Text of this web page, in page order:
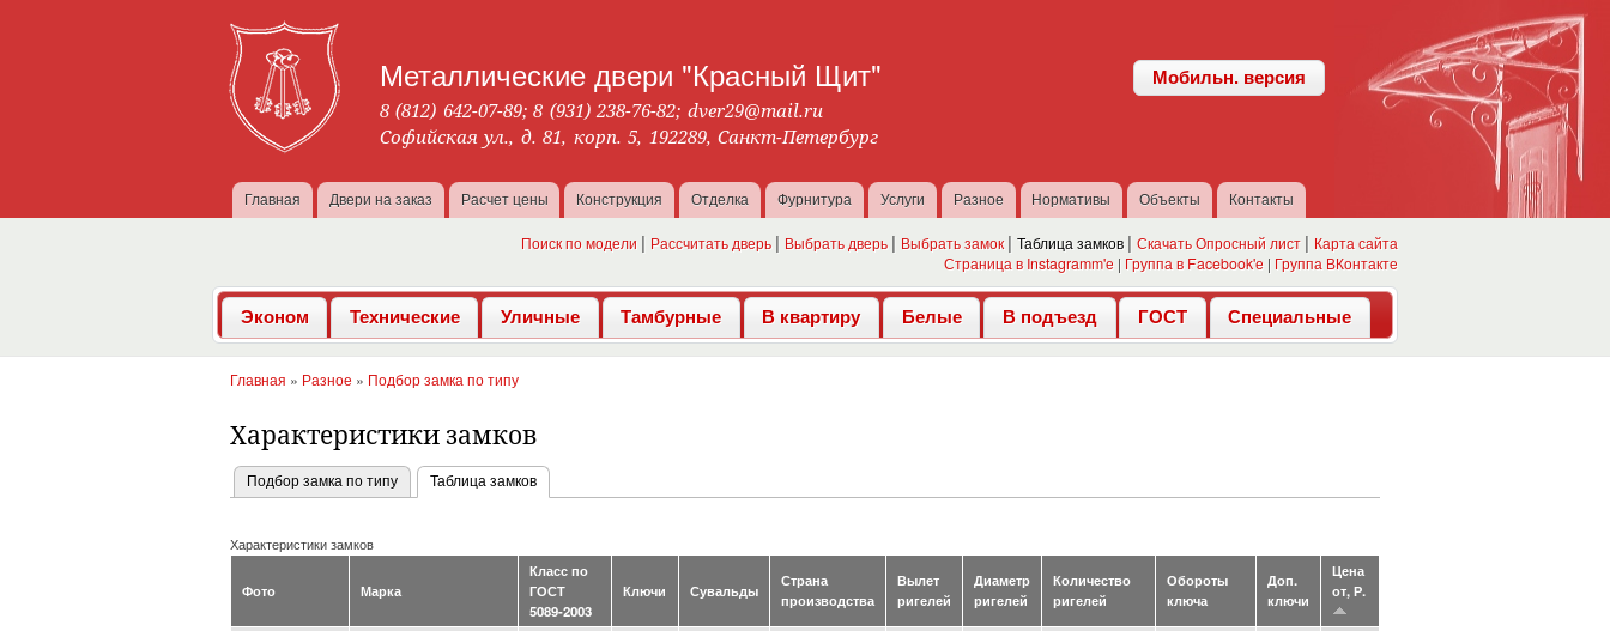
содержанию
Металлические двери "Красный Щит"
8 (812) 642-07-89;8 (931) 238-76-82; dver29@mail.ru
Софийская ул., д. 81, корп. 5, 192289, Санкт-Петербург
Мобильн. версия
Главное меню
Главная Двери на заказ Расчет цены Конструкция Отделка Фурнитура Услуги Разное Нормативы Объекты Контакты
Поиск по модели Рассчитать дверь Выбрать дверь Выбрать замок Таблица замков Скачать Опросный лист
Карта сайта
Страница в Instagramm'е | Группа в Facebook'е | Группа ВКонтакте
Эконом Технические Уличные Тамбурные В квартиру Белые В подъезд ГОСТ Специальные
Главная » Разное » Подбор замка по типу
Характеристики замков
Главные вкладки
Подбор замка по типу Таблица замков
Характеристики замков
Фото Марка
Класс по
ГОСТ
5089-2003
Ключи Сувальды
Страна
производства
Вылет
ригелей
Диаметр
ригелей
Количество
ригелей
Обороты
ключа
Доп.
ключи
Цена
от, Р.